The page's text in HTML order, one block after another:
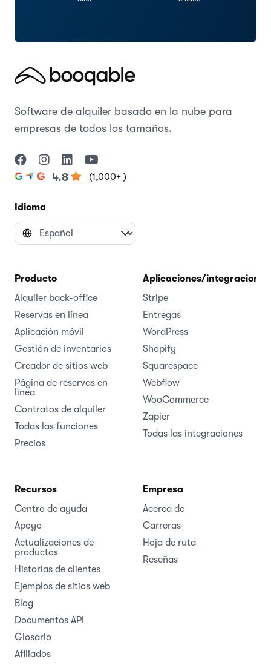
Software de alquiler basado en la nube para
empresas de todos los tamaños.
4.8 (1,000+ )
Idioma
Producto
Alquiler back-office
Reservas en línea
Aplicación móvil
Gestión de inventarios
Creador de sitios web
Página de reservas en
línea
Contratos de alquiler
Todas las funciones
Precios
Aplicaciones/integraciones
Stripe
Entregas
WordPress
Shopify
Squarespace
Webflow
WooCommerce
Zapier
Todas las integraciones
Recursos
Centro de ayuda
Apoyo
Actualizaciones de
productos
Historias de clientes
Ejemplos de sitios web
Blog
Documentos API
Glosario
Afiliados
Empresa
Acerca de
Carreras
Hoja de ruta
Reseñas